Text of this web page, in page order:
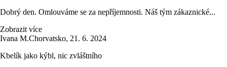
Dobrý den. Omlouváme se za nepříjemnosti. Náš tým zákaznické...
Zobrazit více
Ivana M.Chorvatsko, 21. 6. 2024
Kbelík jako kýbl, nic zvláštního